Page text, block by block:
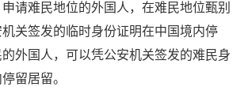
申请难民地位的外国人，在难民地位甄别
关签发的临时身份证明在中国境内停
外国人，可以凭公安机关签发的难民身
留居留。